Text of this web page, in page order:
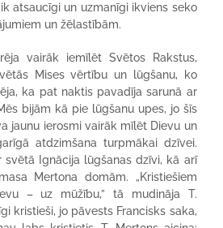
atsaucīgi un uzmanīgi ikviens seko
un žēlastībām.
vairāk iemīlēt Svētos Rakstus,
Mises vērtību un lūgšanu, ko
ka pat naktis pavadīja sarunā ar
bijām kā pie lūgšanu upes, jo šīs
jaunu ierosmi vairāk mīlēt Dievu un
atdzimšana turpmākai dzīvei.
svētā Ignācija lūgšanas dzīvi, kā arī
Mertona domām. „Kristiešiem
– uz mūžību,” tā mudināja T.
kristieši, jo pāvests Francisks saka,